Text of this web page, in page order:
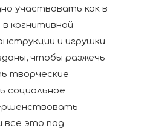
участвовать как в
в когнитивной
и игрушки
чтобы разжечь
творческие
социальное
все это под